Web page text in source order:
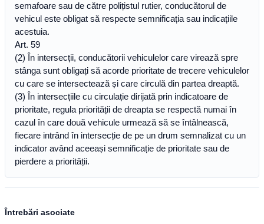
semafoare sau de către polițistul rutier, conducătorul de
vehicul este obligat să respecte semnificația sau indicațiile
acestuia.
Art. 59
(2) În intersecții, conducătorii vehiculelor care virează spre
stânga sunt obligați să acorde prioritate de trecere vehiculelor
cu care se intersectează și care circulă din partea dreaptă.
(3) În intersecțiile cu circulație dirijată prin indicatoare de
prioritate, regula priorității de dreapta se respectă numai în
cazul în care două vehicule urmează să se întâlnească,
fiecare intrând în intersecție de pe un drum semnalizat cu un
indicator având aceeași semnificație de prioritate sau de
pierdere a priorității.
Întrebări asociate